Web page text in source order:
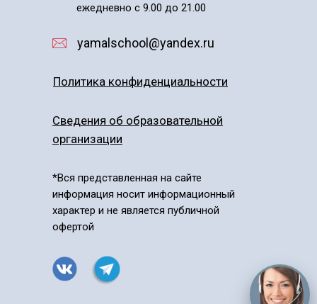
*Вся представленная на сайте
информация носит информационный
характер и не является публичной
офертой
Политика конфиденциальности
Сведения об образовательной
организации
yamalschool@yandex.ru
ежедневно с 9.00 до 21.00